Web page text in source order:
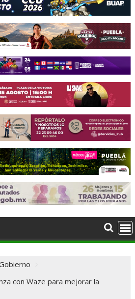
con Waze para mejorar la